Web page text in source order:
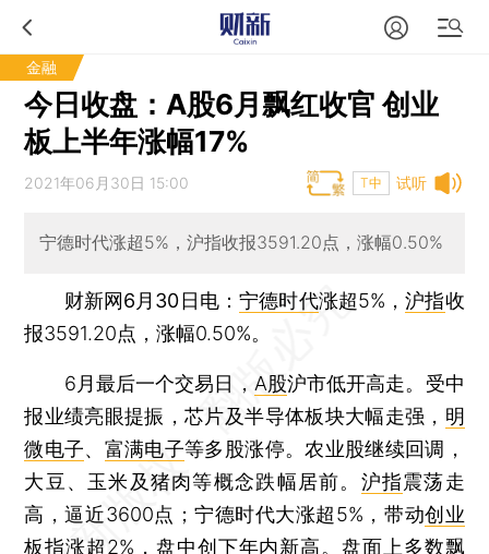
金融
今日收盘：A股6月飘红收官 创业
板上半年涨幅17%
试听
2021年06月30日 15:00 T中
宁德时代涨超5%，沪指收报3591.20点，涨幅0.50%
财新网6月30日电：宁德时代涨超5%，沪指收
报3591.20点，涨幅0.50%。
6月最后一个交易日， A股沪市低开高走。受中
报业绩亮眼提振，芯片及半导体板块大幅走强， 明
微电子、 富满电子等多股涨停。农业股继续回调，
大豆、玉米及猪肉等概念跌幅居前。 沪指震荡走
高，逼近3600点；宁德时代大涨超5%，带动创业
板指涨超2%，盘中创下年内新高。盘面上多数飘